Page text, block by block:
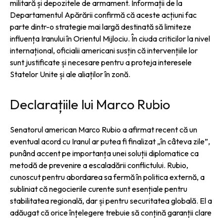
militară și depozitele de armament. Informații de la
Departamentul Apărării confirmă că aceste acțiuni fac
parte dintr-o strategie mai largă destinată să limiteze
influența Iranului în Orientul Mijlociu. În ciuda criticilor la nivel
internațional, oficialii americani susțin că intervențiile lor
sunt justificate și necesare pentru a proteja interesele
Statelor Unite și ale aliaților în zonă.
Declarațiile lui Marco Rubio
Senatorul american Marco Rubio a afirmat recent că un
eventual acord cu Iranul ar putea fi finalizat „în câteva zile”,
punând accent pe importanța unei soluții diplomatice ca
metodă de prevenire a escaladării conflictului. Rubio,
cunoscut pentru abordarea sa fermă în politica externă, a
subliniat că negocierile curente sunt esențiale pentru
stabilitatea regională, dar și pentru securitatea globală. El a
adăugat că orice înțelegere trebuie să conțină garanții clare